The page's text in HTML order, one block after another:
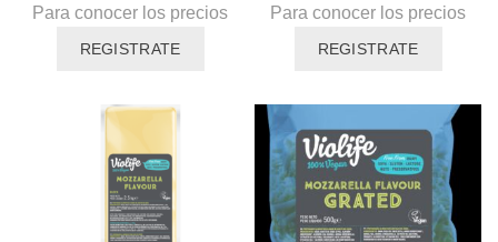
Para conocer los precios
REGISTRATE
Para conocer los precios
REGISTRATE